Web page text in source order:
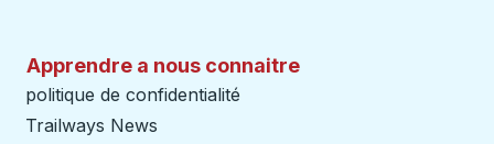
Apprendre a nous connaitre
politique de confidentialité
Trailways News